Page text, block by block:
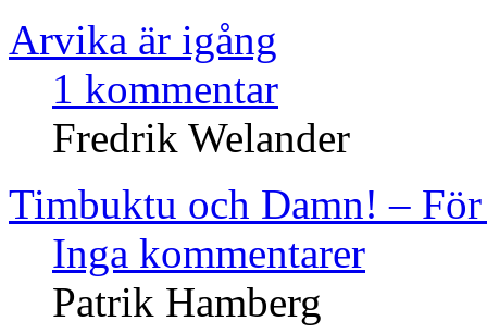
Arvika är igång
1 kommentar
Fredrik Welander
Timbuktu och Damn! –
Inga kommentarer
Patrik Hamberg